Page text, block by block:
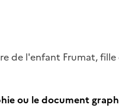
de l'enfant Frumat, fille
ou le document